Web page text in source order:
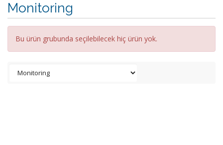
Monitoring
Bu ürün grubunda seçilebilecek hiç ürün yok.